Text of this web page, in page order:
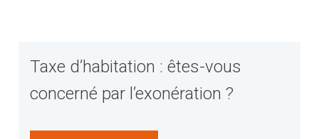
Taxe d’habitation : êtes-vous
concerné par l’exonération ?